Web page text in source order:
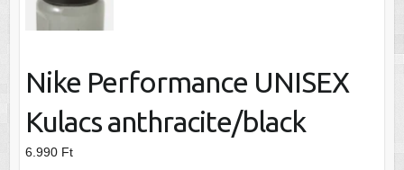
Nike Performance UNISEX
Kulacs anthracite/black
6.990 Ft